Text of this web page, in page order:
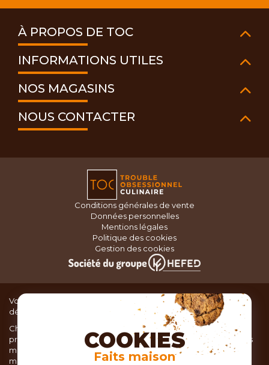
À PROPOS DE TOC
INFORMATIONS UTILES
NOS MAGASINS
NOUS CONTACTER
Conditions générales de vente
Données personnelles
Mentions légales
Politique des cookies
Gestion des cookies
Vous recherchez du matériel de cuisine pour concocter de
délicieux plats ou des pâtisseries dignes d’un grand chef ?
Chez TOC, boutique d’ustensiles de cuisine, nous vous
proposons une large sélection de produits issus des meilleures
marques de matériel de cuisine: Ustensiles de pâtisserie,
matériel de cuisson, service de table, ustensiles de cuisine,
COOKIES
Faits maison